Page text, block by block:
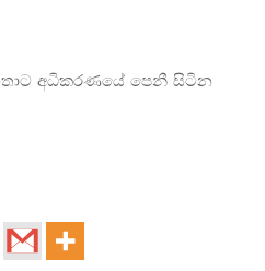
අධිකරණයේ පෙනී සිටින